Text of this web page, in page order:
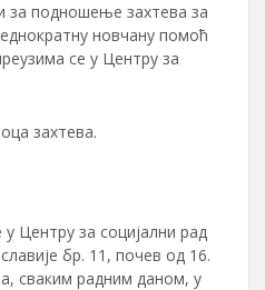
за подношење захтева за
новчану помоћ
се у Центру за
захтева.
Центру за социјални рад
бр. 11, почев од 16.
сваким радним даном, у